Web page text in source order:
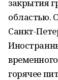
закрытия
областью.
Санкт-
горячее